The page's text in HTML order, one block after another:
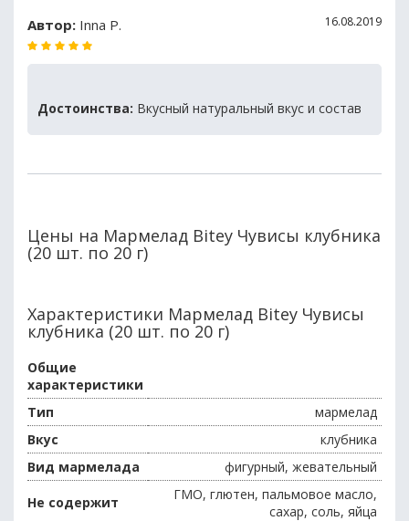
Автор: Inna P. 16.08.2019
Достоинства: Вкусный натуральный вкус и состав
Цены на Мармелад Bitey Чувисы клубника
(20 шт. по 20 г)
Характеристики Мармелад Bitey Чувисы
клубника (20 шт. по 20 г)
Общие
характеристики
Тип
мармелад
Вкус
клубника
Вид мармелада
фигурный, жевательный
Не содержит
ГМО, глютен, пальмовое масло,
сахар, соль, яйца